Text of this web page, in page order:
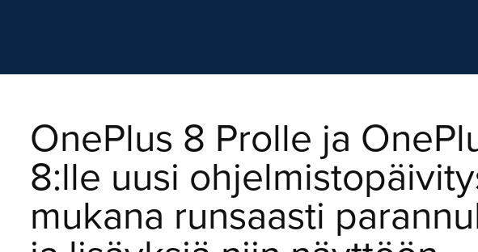
VIDEOT
OnePlus 8 Prolle ja
8:lle uusi
mukana runsaasti